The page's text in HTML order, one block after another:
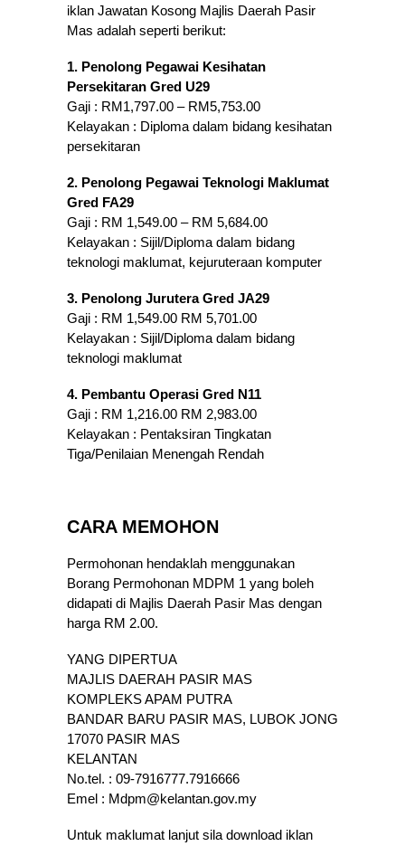
iklan Jawatan Kosong Majlis Daerah Pasir
Mas adalah seperti berikut:
1. Penolong Pegawai Kesihatan
Persekitaran Gred U29
Gaji : RM1,797.00 – RM5,753.00
Kelayakan : Diploma dalam bidang kesihatan
persekitaran
2. Penolong Pegawai Teknologi Maklumat
Gred FA29
Gaji : RM 1,549.00 – RM 5,684.00
Kelayakan : Sijil/Diploma dalam bidang
teknologi maklumat, kejuruteraan komputer
3. Penolong Jurutera Gred JA29
Gaji : RM 1,549.00 RM 5,701.00
Kelayakan : Sijil/Diploma dalam bidang
teknologi maklumat
4. Pembantu Operasi Gred N11
Gaji : RM 1,216.00 RM 2,983.00
Kelayakan : Pentaksiran Tingkatan
Tiga/Penilaian Menengah Rendah
CARA MEMOHON
Permohonan hendaklah menggunakan
Borang Permohonan MDPM 1 yang boleh
didapati di Majlis Daerah Pasir Mas dengan
harga RM 2.00.
YANG DIPERTUA
MAJLIS DAERAH PASIR MAS
KOMPLEKS APAM PUTRA
BANDAR BARU PASIR MAS, LUBOK JONG
17070 PASIR MAS
KELANTAN
No.tel. : 09-7916777.7916666
Emel : Mdpm@kelantan.gov.my
Untuk maklumat lanjut sila download iklan